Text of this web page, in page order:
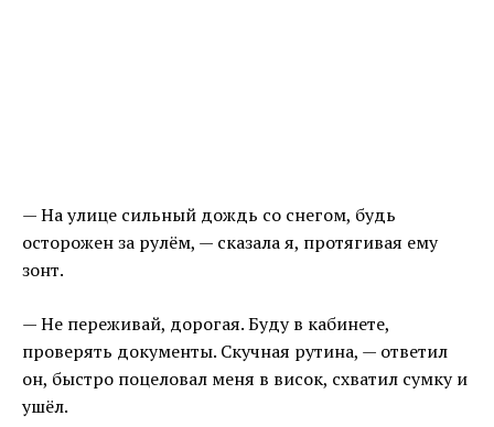
— На улице сильный дождь со снегом, будь
осторожен за рулём, — сказала я, протягивая ему
зонт.
— Не переживай, дорогая. Буду в кабинете,
проверять документы. Скучная рутина, — ответил
он, быстро поцеловал меня в висок, схватил сумку и
ушёл.